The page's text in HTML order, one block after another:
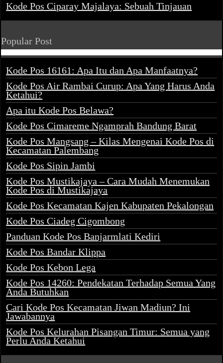
Kode Pos Ciparay Majalaya: Sebuah Tinjauan
Popular Post
Kode Pos 16161: Apa Itu dan Apa Manfaatnya?
Kode Pos Air Rambai Curup: Apa Yang Harus Anda
Ketahui?
Apa itu Kode Pos Belawa?
Kode Pos Cimareme Ngamprah Bandung Barat
Kode Pos Mangsang – Kilas Mengenai Kode Pos di
Kecamatan Palembang
Kode Pos Sipin Jambi
Kode Pos Mustikajaya – Cara Mudah Menemukan
Kode Pos di Mustikajaya
Kode Pos Kecamatan Kajen Kabupaten Pekalongan
Kode Pos Ciadeg Cigombong
Panduan Kode Pos Banjarmlati Kediri
Kode Pos Bandar Klippa
Kode Pos Kebon Lega
Kode Pos 14260: Pendekatan Terhadap Semua Yang
Anda Butuhkan
Cari Kode Pos Kecamatan Jiwan Madiun? Ini
Jawabannya
Kode Pos Kelurahan Pisangan Timur: Semua yang
Perlu Anda Ketahui